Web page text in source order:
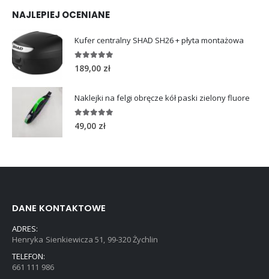
NAJLEPIEJ OCENIANE
Kufer centralny SHAD SH26 + płyta montażowa
5.00out of 5
189,00 zł
Naklejki na felgi obręcze kół paski zielony fluore
5.00out of 5
49,00 zł
DANE KONTAKTOWE
ADRES:
Henryka Sienkiewicza 51, 99-320 Żychlin
TELEFON:
661 111 986